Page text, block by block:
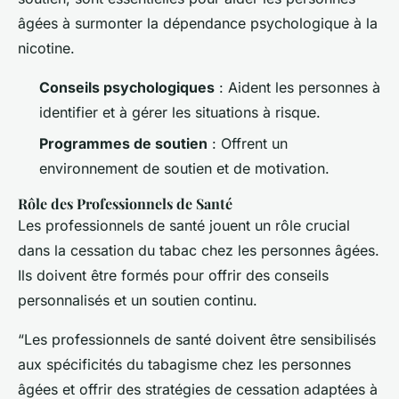
âgées à surmonter la dépendance psychologique à la
nicotine.
Conseils psychologiques : Aident les personnes à
identifier et à gérer les situations à risque.
Programmes de soutien : Offrent un
environnement de soutien et de motivation.
Rôle des Professionnels de Santé
Les professionnels de santé jouent un rôle crucial
dans la cessation du tabac chez les personnes âgées.
Ils doivent être formés pour offrir des conseils
personnalisés et un soutien continu.
“Les professionnels de santé doivent être sensibilisés
aux spécificités du tabagisme chez les personnes
âgées et offrir des stratégies de cessation adaptées à